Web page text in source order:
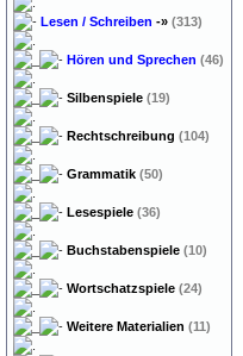
Lesen / Schreiben -» (313)
Hören und Sprechen (46)
Silbenspiele (19)
Rechtschreibung (104)
Grammatik (50)
Lesespiele (36)
Buchstabenspiele (10)
Wortschatzspiele (24)
Weitere Materialien (11)